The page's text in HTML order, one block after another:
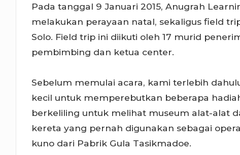
Pada tanggal 9 Januari 2015, Anugrah
melakukan perayaan natal, sekaligus field
Solo. Field trip ini diikuti oleh 17 murid
pembimbing dan ketua center.
Sebelum memulai acara, kami terlebih
kecil untuk memperebutkan beberapa
berkeliling untuk melihat museum alat-alat
kereta yang pernah digunakan sebagai
kuno dari Pabrik Gula Tasikmadoe.